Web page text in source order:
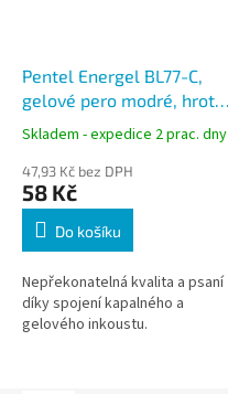
Pentel Energel BL77-C,
gelové pero modré, hrot
0,7 mm
Skladem - expedice 2 prac. dny
47,93 Kč bez DPH
58 Kč
Do košíku
Nepřekonatelná kvalita a psaní
díky spojení kapalného a
gelového inkoustu.